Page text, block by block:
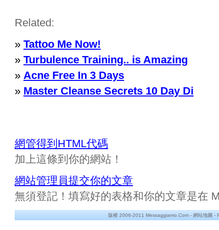
Related:
» Tattoo Me Now!
» Turbulence Training.. is Amazing
» Acne Free In 3 Days
» Master Cleanse Secrets 10 Day Di
網管得到HTML代碼
加上這條到你的網站！
網站管理員提交你的文章
無須登記！填寫好的表格和你的文章是在
版權 2006-2011 Messaggiamo.Com - 網站地圖 -